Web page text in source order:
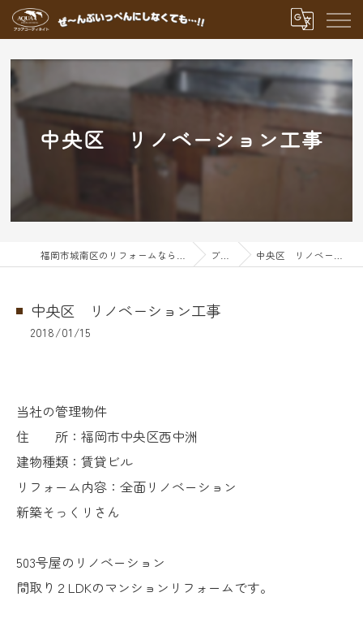
中央区 リノベーション工事
ブログ 中央区 リノベーション工事
中央区 リノベーション工事
2018/01/15
当社の管理物件
住 所：福岡市中央区西中洲
建物種類：賃貸ビル
リフォーム内容：全面リノベーション
新築そっくリさん
503号屋のリノベーション
間取り２LDKのマンションリフォームです。